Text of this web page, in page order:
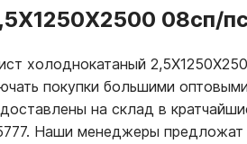
08сп/
холоднокатаный
покупки большими
на склад в
Наши менеджеры